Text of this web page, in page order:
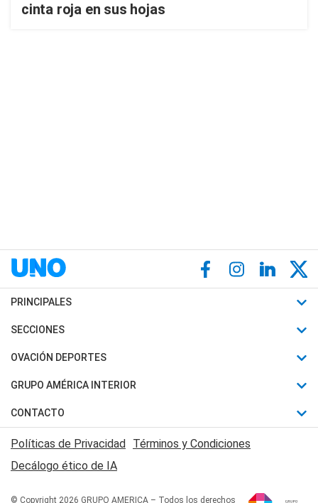
cinta roja en sus hojas
PRINCIPALES
Últimas Noticias
Política
Judiciales
Economia
SECCIONES
Horóscopo
Motores
Trucos caseros
Series y Películas
Edictos y Solicitadas
OVACIÓN DEPORTES
Fútbol
Mundial
Automovilismo
Rugby
Básquet
GRUPO AMÉRICA INTERIOR
Canal 7 en Vivo
CONTACTO
Acerca de Nosotros
Contactanos
Políticas de Privacidad Términos y Condiciones
Decálogo ético de IA
© Copyright 2026 GRUPO AMERICA – Todos los derechos